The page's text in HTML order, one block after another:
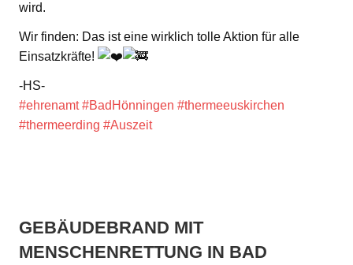
wird.
Wir finden: Das ist eine wirklich tolle Aktion für alle
Einsatzkräfte!
-HS-
#ehrenamt #BadHönningen #thermeeuskirchen
#thermeerding #Auszeit
GEBÄUDEBRAND MIT
MENSCHENRETTUNG IN BAD